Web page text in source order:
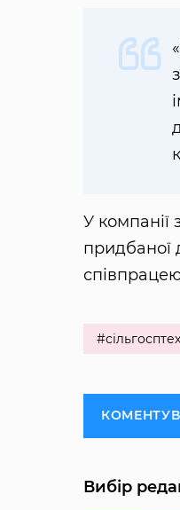
У компанії
придбаної
Вибір